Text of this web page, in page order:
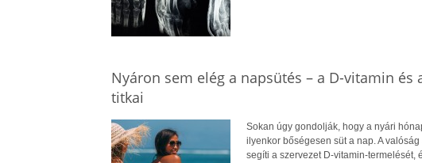
Nyáron sem elég a napsütés – a D-vitamin
titkai
Sokan úgy gondolják, hogy a nyári
ilyenkor bőségesen süt a nap. A
segíti a szervezet D-vitamin-termelését,